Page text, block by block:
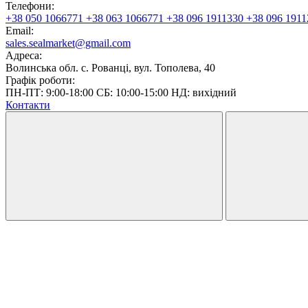
Телефони:
+38 050 1066771 +38 063 1066771 +38 096 1911330 +38 096
Email:
sales.sealmarket@gmail.com
Адреса:
Волинська обл. с. Рованці, вул. Тополева, 40
Графік роботи:
ПН-ПТ: 9:00-18:00 СБ: 10:00-15:00 НД: вихідний
Контакти